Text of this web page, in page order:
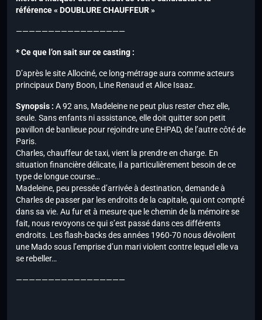
référence « DOUBLURE CHAUFFEUR »
—————————————————
* Ce que l’on sait sur ce casting :
D’après le site Allociné, ce long-métrage aura comme acteurs
principaux Dany Boon, Line Renaud et Alice Isaaz.
Synopsis : A 92 ans, Madeleine ne peut plus rester chez elle,
seule. Sans enfants ni assistance, elle doit quitter son petit
pavillon de banlieue pour rejoindre une EHPAD, de l’autre côté de
Paris.
Charles, chauffeur de taxi, vient la prendre en charge. En
situation financière délicate, il a particulièrement besoin de ce
type de longue course…
Madeleine, peu pressée d’arrivée à destination, demande à
Charles de passer par les endroits de la capitale, qui ont compté
dans sa vie. Au fur et à mesure que le chemin de la mémoire se
fait, nous revoyons ce qui s’est passé dans ces différents
endroits. Les flash-backs des années 1960-70 nous dévoilent
une Mado sous l’emprise d’un mari violent contre lequel elle va
se rebeller…
—————————————————